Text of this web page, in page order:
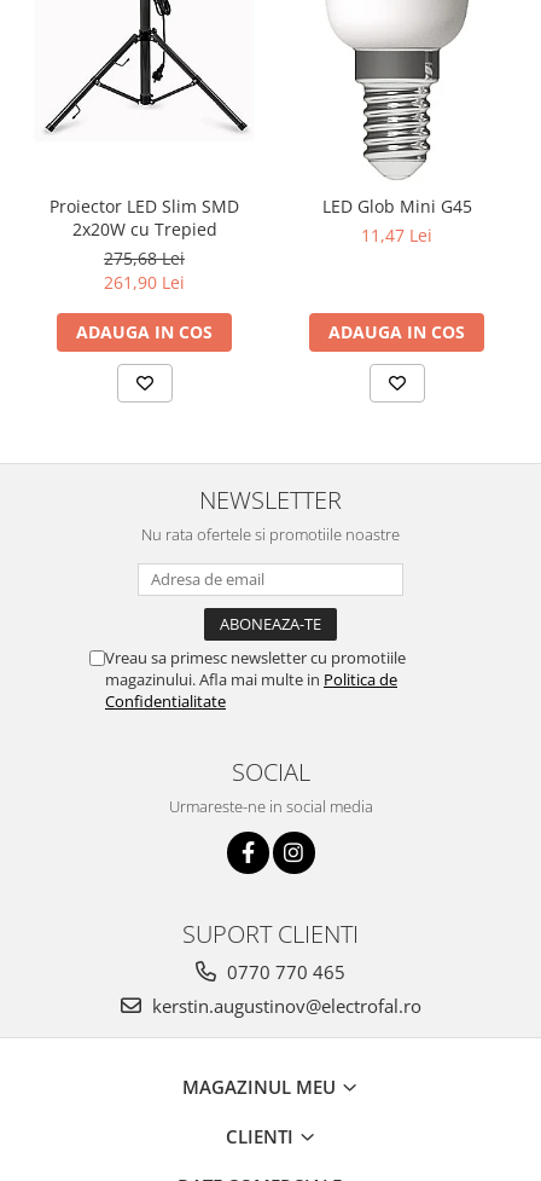
Proiector LED Slim SMD
2x20W cu Trepied
275,68 Lei
261,90 Lei
ADAUGA IN COS
LED Glob Mini G45
11,47 Lei
ADAUGA IN COS
NEWSLETTER
Nu rata ofertele si promotiile noastre
Vreau sa primesc newsletter cu promotiile
magazinului. Afla mai multe in Politica de
Confidentialitate
SOCIAL
Urmareste-ne in social media
SUPORT CLIENTI
0770 770 465
kerstin.augustinov@electrofal.ro
MAGAZINUL MEU
CLIENTI